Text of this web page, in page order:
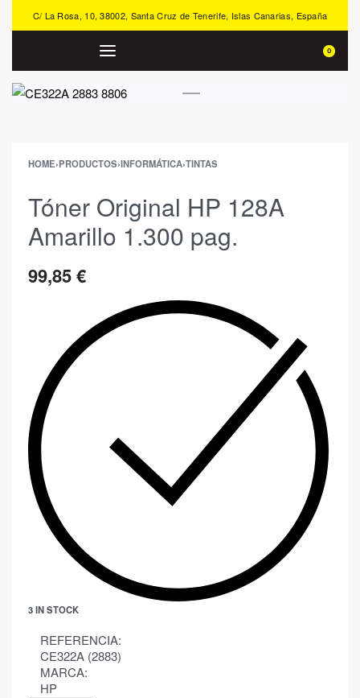
C/ La Rosa, 10, 38002, Santa Cruz de Tenerife, Islas Canarias, España
0
HOME›PRODUCTOS›INFORMÁTICA›TINTAS
Tóner Original HP 128A
Amarillo 1.300 pag.
99,85€
3 IN STOCK
REFERENCIA:
CE322A (2883)
MARCA:
HP